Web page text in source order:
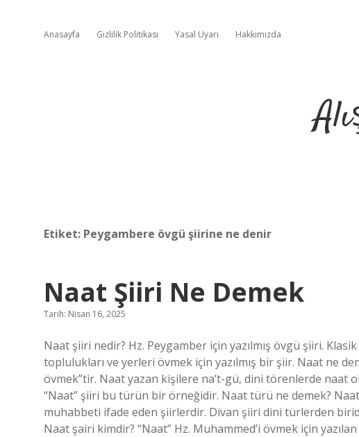
Anasayfa Gizlilik Politikası Yasal Uyarı Hakkımızda
Etiket: Peygambere övgü şiirine ne denir
Naat Şiiri Ne Demek
Tarih: Nisan 16, 2025
Naat şiiri nedir? Hz. Peygamber için yazılmış övgü şiiri.
toplulukları ve yerleri övmek için yazılmış bir şiir. Naat ne
övmek”tir. Naat yazan kişilere na’t-gü, dini törenlerde naat
“Naat” şiiri bu türün bir örneğidir. Naat türü ne demek?
muhabbeti ifade eden şiirlerdir. Divan şiiri dini türlerden
Naat şairi kimdir? “Naat” Hz. Muhammed’i övmek için